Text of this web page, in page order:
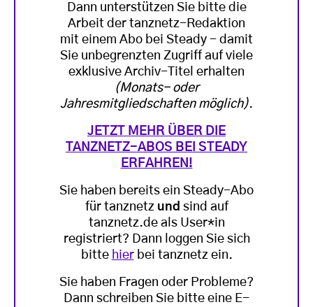
Dann unterstützen Sie bitte die
Arbeit der tanznetz-Redaktion
mit einem Abo bei Steady - damit
Sie unbegrenzten Zugriff auf viele
exklusive Archiv-Titel erhalten
(Monats- oder
Jahresmitgliedschaften möglich).
JETZT MEHR ÜBER DIE
TANZNETZ-ABOS BEI STEADY
ERFAHREN!
Sie haben bereits ein Steady-Abo
für tanznetz und sind auf
tanznetz.de als User*in
registriert? Dann loggen Sie sich
bitte hierbei tanznetz ein.
Sie haben Fragen oder Probleme?
Dann schreiben Sie bitte eine E-